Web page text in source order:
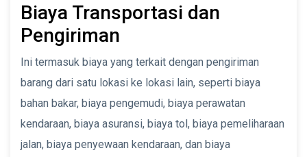
Biaya Transportasi dan
Pengiriman
Ini termasuk biaya yang terkait dengan pengiriman
barang dari satu lokasi ke lokasi lain, seperti biaya
bahan bakar, biaya pengemudi, biaya perawatan
kendaraan, biaya asuransi, biaya tol, biaya pemeliharaan
jalan, biaya penyewaan kendaraan, dan biaya